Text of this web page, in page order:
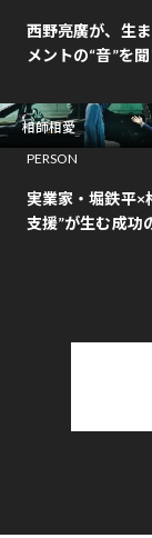
西野亮廣が、生
メントの“音”を
相師相愛
PERSON
実業家・堀鉄平×
支援”が生む成功